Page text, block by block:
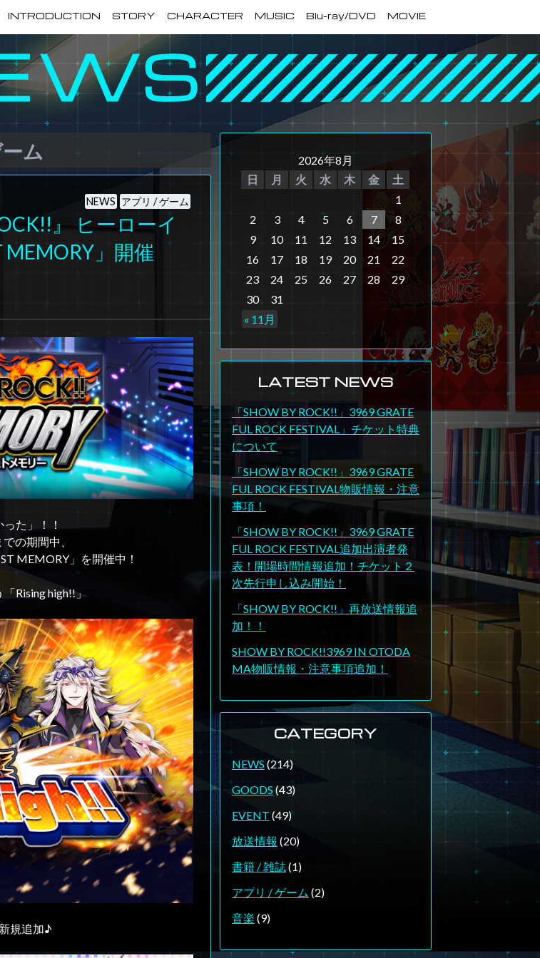
INTRODUCTION STORY CHARACTER MUSIC Blu-ray/DVD MOVIE
ム
』 ヒーローイ
MEMORY」開催
NEWS アプリ / ゲーム
た」！！
の期間中、
MEMORY」を開催中！
Rising high!!」
規追加♪
2026年8月
日
月 火 水 木 金 土
« 11月
1
2
3 4 5 6 7
8
9
10 11 12 13 14
15
16
17 18 19 20 21
22
23
24 25 26 27 28
29
30
31
LATEST NEWS
「SHOW BY ROCK!!」3969 GRATE
FUL ROCK FESTIVAL」チケット特典
について
「SHOW BY ROCK!!」3969 GRATE
FUL ROCK FESTIVAL物販情報・注意
事項！
「SHOW BY ROCK!!」3969 GRATE
FUL ROCK FESTIVAL追加出演者発
表！開場時間情報追加！チケット２
次先行申し込み開始！
「SHOW BY ROCK!!」再放送情報追
加！！
SHOW BY ROCK!!3969 IN OTODA
MA物販情報・注意事項追加！
CATEGORY
NEWS (214)
GOODS(43)
EVENT (49)
放送情報 (20)
書籍 / 雑誌(1)
アプリ / ゲーム (2)
音楽 (9)